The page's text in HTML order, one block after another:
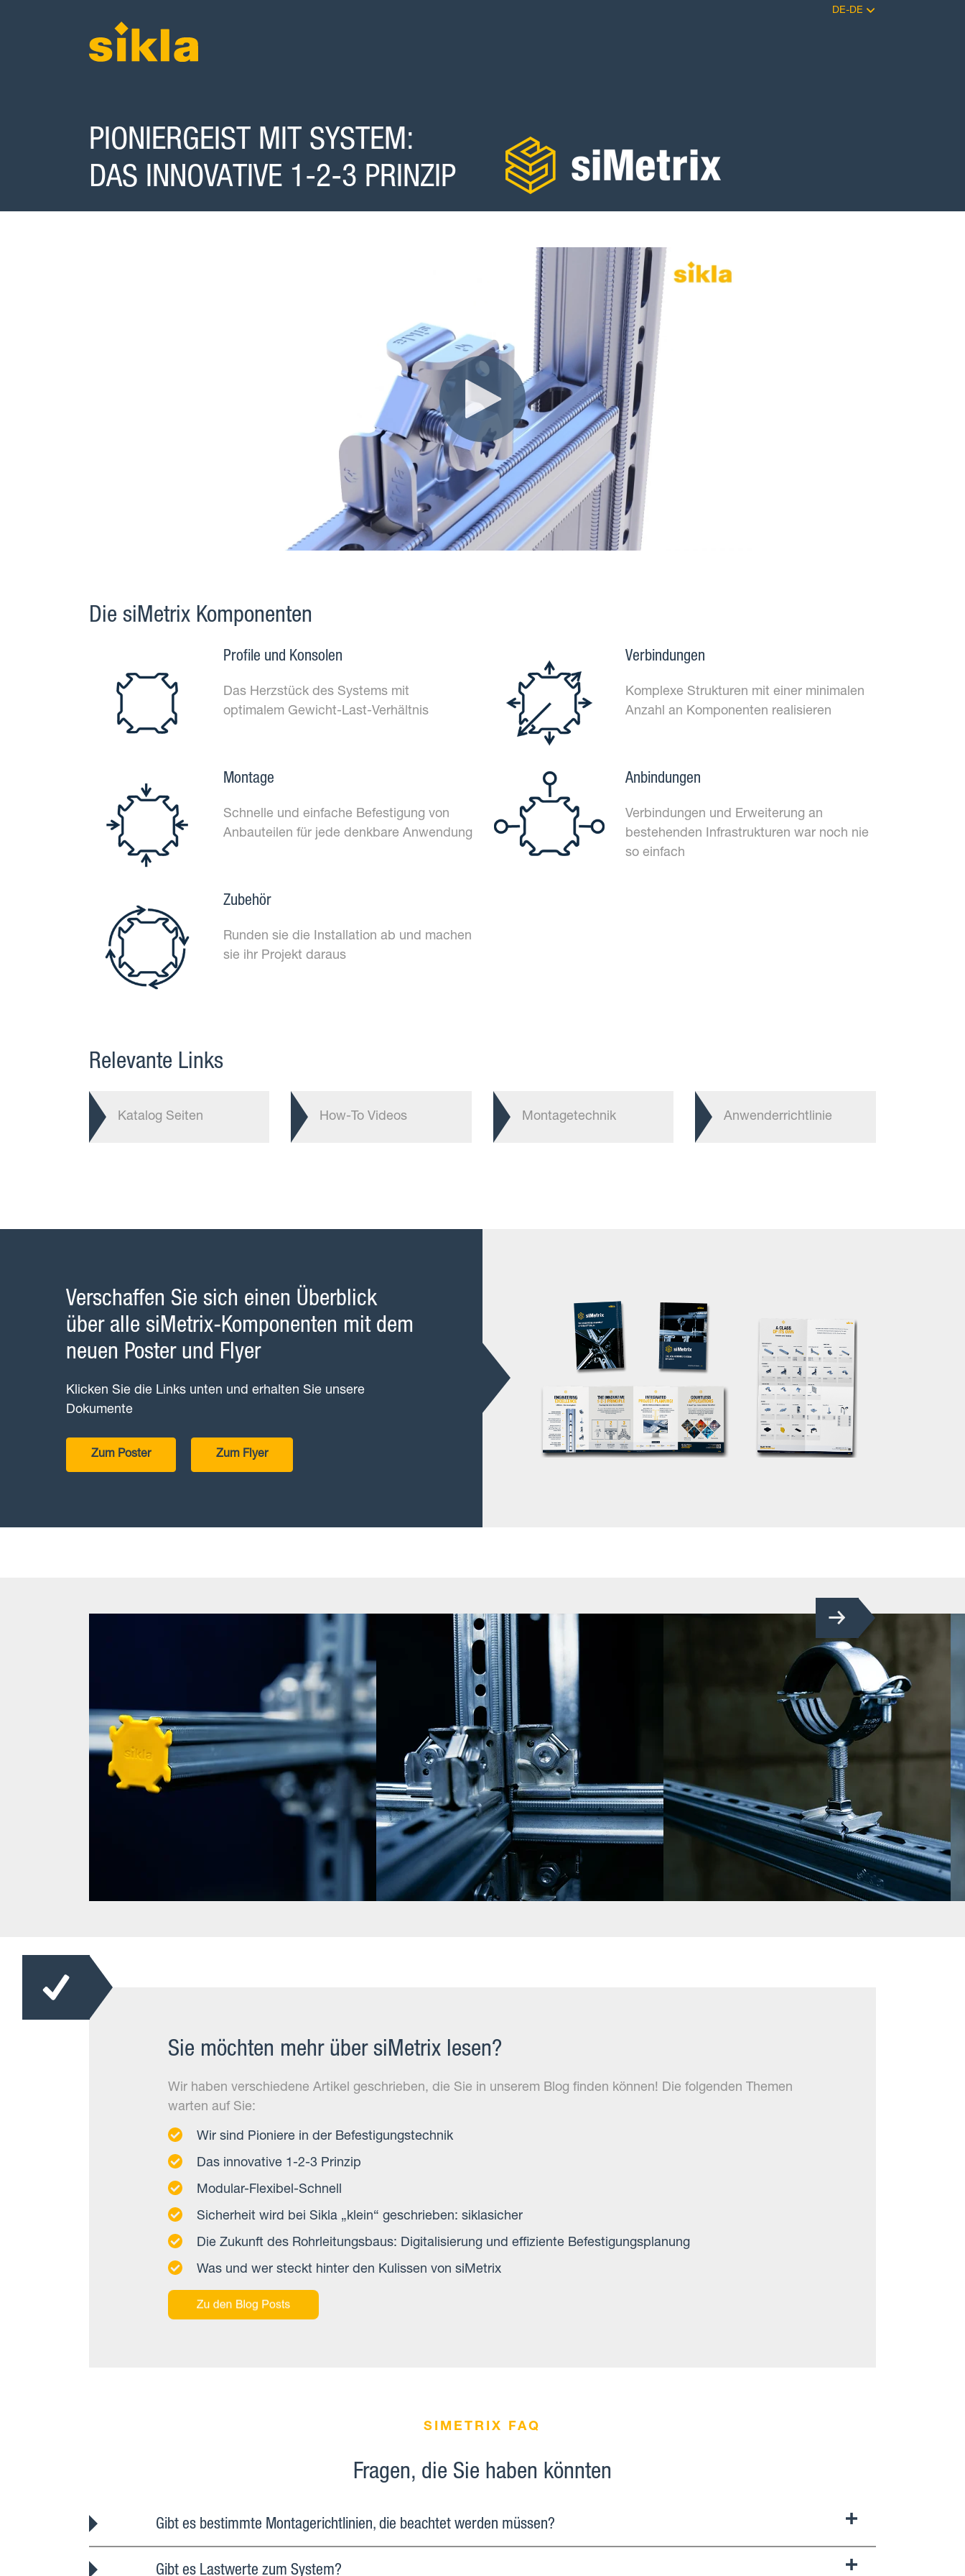
DE-DE
PIONIERGEIST MIT SYSTEM:
DAS INNOVATIVE 1-2-3 PRINZIP
Die siMetrix Komponenten
Profile und Konsolen
Das Herzstück des Systems mit
optimalem Gewicht-Last-Verhältnis
Verbindungen
Komplexe Strukturen mit einer minimalen
Anzahl an Komponenten realisieren
Montage
Schnelle und einfache Befestigung von
Anbauteilen für jede denkbare Anwendung
Anbindungen
Verbindungen und Erweiterung an
bestehenden Infrastrukturen war noch nie
so einfach
Zubehör
Runden sie die Installation ab und machen
sie ihr Projekt daraus
Relevante Links
Katalog Seiten How-To Videos Montagetechnik Anwenderrichtlinie
Verschaffen Sie sich einen Überblick
über alle siMetrix-Komponenten mit dem
neuen Poster und Flyer
Klicken Sie die Links unten und erhalten Sie unsere
Dokumente
Zum Poster Zum Flyer
Sie möchten mehr über siMetrix lesen?
Wir haben verschiedene Artikel geschrieben, die Sie in unserem Blog finden können! Die folgenden Themen
warten auf Sie:
Wir sind Pioniere in der Befestigungstechnik
Das innovative 1-2-3 Prinzip
Modular-Flexibel-Schnell
Sicherheit wird bei Sikla „klein“ geschrieben: siklasicher
Die Zukunft des Rohrleitungsbaus: Digitalisierung und effiziente Befestigungsplanung
Was und wer steckt hinter den Kulissen von siMetrix
SIMETRIX FAQ
Fragen, die Sie haben könnten
Gibt es bestimmte Montagerichtlinien, die beachtet werden müssen?
Gibt es Lastwerte zum System?